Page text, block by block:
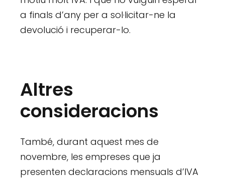
a finals d’any per a sol·licitar-ne la
devolució i recuperar-lo.
Altres
consideracions
També, durant aquest mes de
novembre, les empreses que ja
presenten declaracions mensuals d’IVA